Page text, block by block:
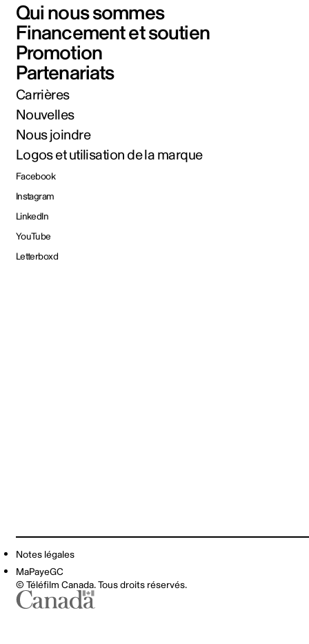
Qui nous sommes
Financement et soutien
Promotion
Partenariats
Carrières
Nouvelles
Nous joindre
Logos et utilisation de la marque
Facebook
Instagram
LinkedIn
YouTube
Letterboxd
Notes légales
MaPayeGC
© Téléfilm Canada. Tous droits réservés.